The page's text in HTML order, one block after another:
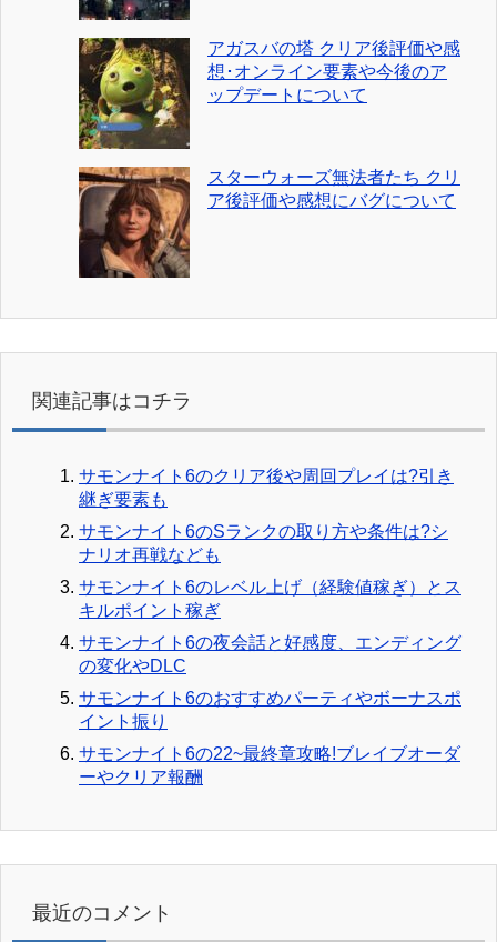
アガスバの塔 クリア後評価や感
想･オンライン要素や今後のア
ップデートについて
スターウォーズ無法者たち クリ
ア後評価や感想にバグについて
関連記事はコチラ
サモンナイト6のクリア後や周回プレイは?引き
継ぎ要素も
サモンナイト6のSランクの取り方や条件は?シ
ナリオ再戦なども
サモンナイト6のレベル上げ（経験値稼ぎ）とス
キルポイント稼ぎ
サモンナイト6の夜会話と好感度、エンディング
の変化やDLC
サモンナイト6のおすすめパーティやボーナスポ
イント振り
サモンナイト6の22~最終章攻略!ブレイブオーダ
ーやクリア報酬
最近のコメント